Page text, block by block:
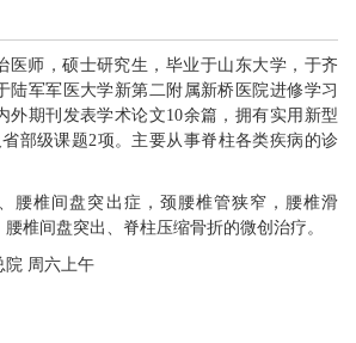
与国家及省部级课题2项。主要从
事脊柱各类疾病的诊治。 专业特
长：颈椎、腰椎间盘突出症，颈腰
椎管狭窄，腰椎滑脱，脊柱肿瘤的
诊治；腰椎间盘突出、脊柱压缩骨
院 周六上午
医师，硕士研究生，毕业于山东大学，于齐
陆军军医大学新第二附属新桥医院进修学习
外期刊发表学术论文10余篇，拥有实用新型
部级课题2项。主要从事脊柱各类疾病的诊
、腰椎间盘突出症，颈腰椎管狭窄，腰椎滑
椎间盘突出、脊柱压缩骨折的微创治疗。
院 周 六上午